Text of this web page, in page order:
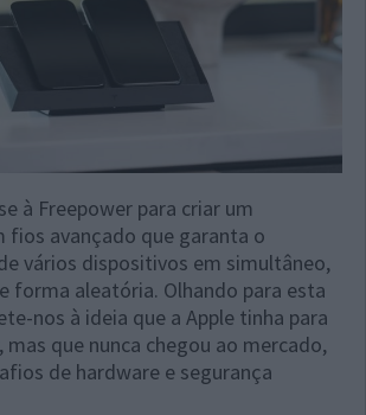
à Freepower para criar um
fios avançado que garanta o
vários dispositivos em simultâneo,
forma aleatória. Olhando para esta
nos à ideia que a Apple tinha para
, mas que nunca chegou ao mercado,
de hardware e segurança